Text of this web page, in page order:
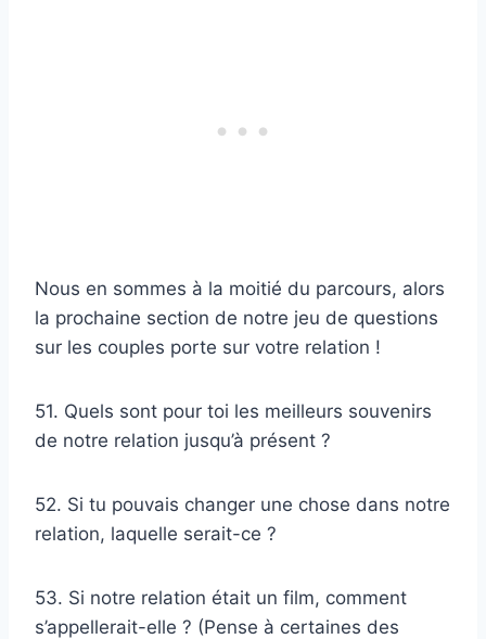
Nous en sommes à la moitié du parcours, alors
la prochaine section de notre jeu de questions
sur les couples porte sur votre relation !
51. Quels sont pour toi les meilleurs souvenirs
de notre relation jusqu’à présent ?
52. Si tu pouvais changer une chose dans notre
relation, laquelle serait-ce ?
53. Si notre relation était un film, comment
s’appellerait-elle ? (Pense à certaines des